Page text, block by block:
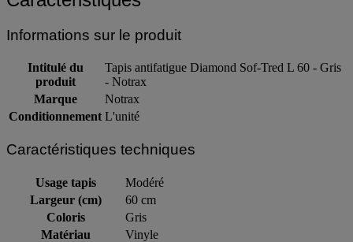
Informations sur le produit
Intitulé du
produit
Tapis antifatigue Diamond Sof-Tred L 60 - Gris
- Notrax
Marque
Notrax
Conditionnement L'unité
Caractéristiques techniques
Usage tapis
Modéré
Largeur (cm)
60 cm
Coloris
Gris
Matériau
Vinyle